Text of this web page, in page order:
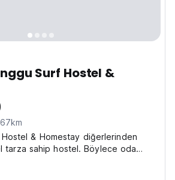
Surf Hostel &
& Homestay diğerlerinden
tarza sahip hostel. Böylece oda
tarzınızın nasıl olduğunu